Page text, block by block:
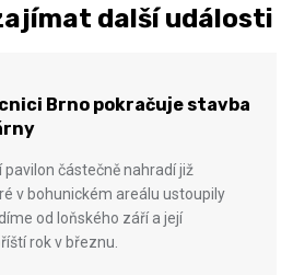
další události
Brno pokračuje stavba
částečně nahradí již
v bohunickém areálu ustoupily
od loňského září a její
rok v březnu.